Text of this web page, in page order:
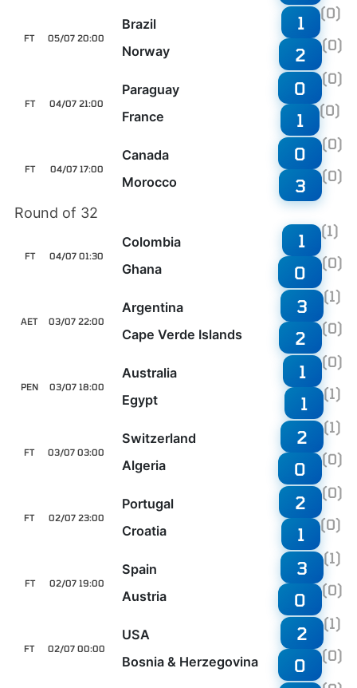
05/07 20:00
FT
Brazil
Norway
1 (0)
2 (0)
04/07 21:00
FT
Paraguay
France
0 (0)
1 (0)
04/07 17:00
FT
Canada
Morocco
0 (0)
3 (0)
Round of 32
04/07 01:30
FT
Colombia
Ghana
1 (1)
0 (0)
03/07 22:00
AET
Argentina
Cape Verde Islands
3 (1)
2 (0)
03/07 18:00
PEN
Australia
Egypt
1 (0)
1 (1)
03/07 03:00
FT
Switzerland
Algeria
2 (1)
0 (0)
02/07 23:00
FT
Portugal
Croatia
2 (0)
1 (0)
02/07 19:00
FT
Spain
Austria
3 (1)
0 (0)
02/07 00:00
FT
USA
Bosnia & Herzegovina
2 (1)
0 (0)